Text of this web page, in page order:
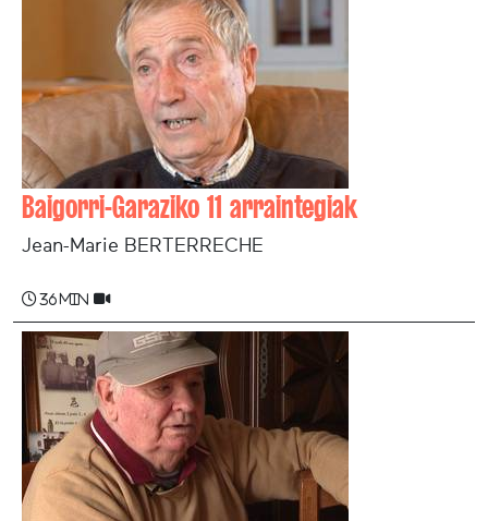
Baigorri-Garaziko 11 arraintegiak
Jean-Marie BERTERRECHE
36 min